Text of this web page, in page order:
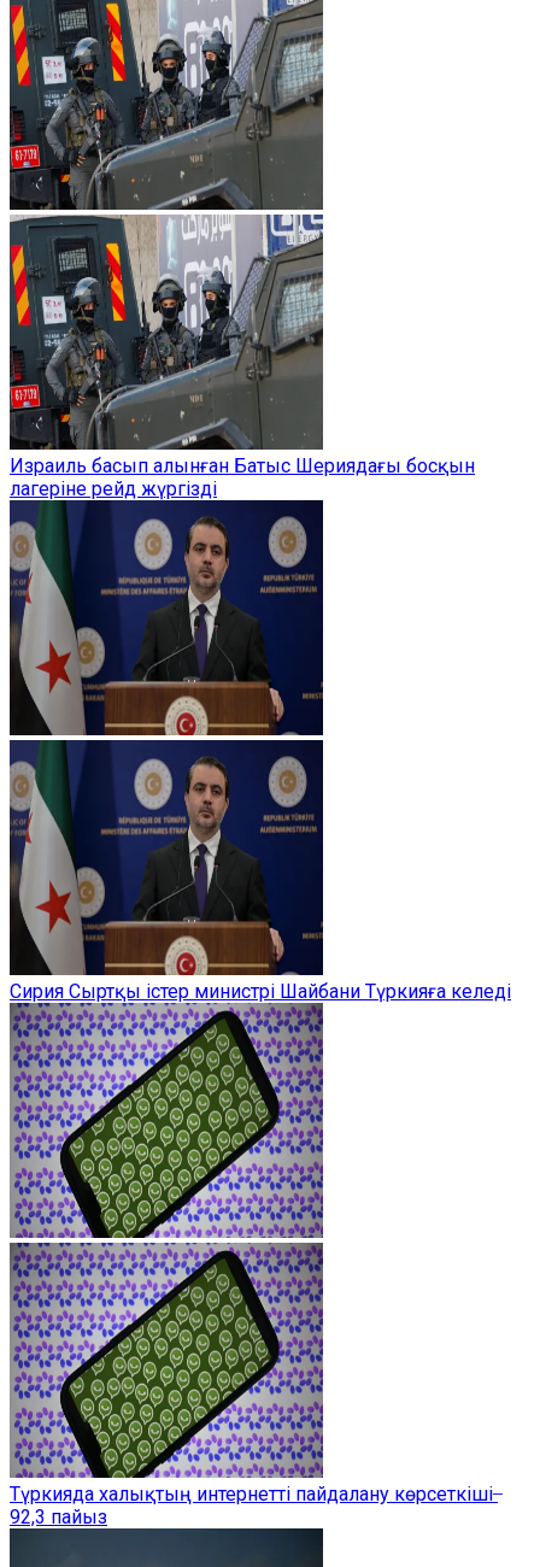
Израиль басып алынған Батыс Шериядағы босқын
лагеріне рейд жүргізді
Сирия Сыртқы істер министрі Шайбани Түркияға келеді
Түркияда халықтың интернетті пайдалану көрсеткіші ̶
92,3 пайыз